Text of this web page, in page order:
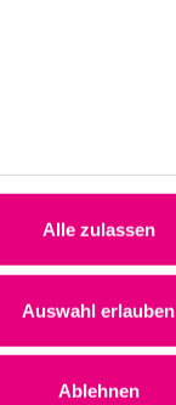
Alle zulassen
Auswahl erlauben
Ablehnen